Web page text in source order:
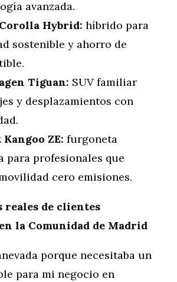
avanzada.
Hybrid: híbrido para
sostenible y ahorro de
Tiguan: SUV familiar
y desplazamientos con
ZE: furgoneta
para profesionales que
cero emisiones.
reales de clientes
la Comunidad de Madrid
porque necesitaba un
para mi negocio en